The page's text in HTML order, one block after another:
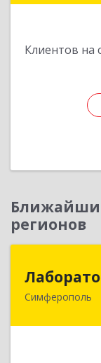
Клиентов на
регионов
Симферополь
295034,